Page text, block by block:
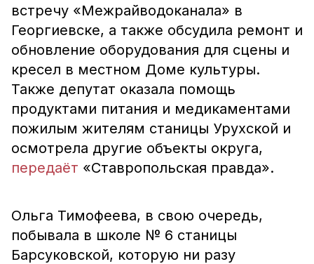
встречу «Межрайводоканала» в
Георгиевске, а также обсудила ремонт и
обновление оборудования для сцены и
кресел в местном Доме культуры.
Также депутат оказала помощь
продуктами питания и медикаментами
пожилым жителям станицы Урухской и
осмотрела другие объекты округа,
передаёт «Ставропольская правда».
Ольга Тимофеева, в свою очередь,
побывала в школе № 6 станицы
Барсуковской, которую ни разу